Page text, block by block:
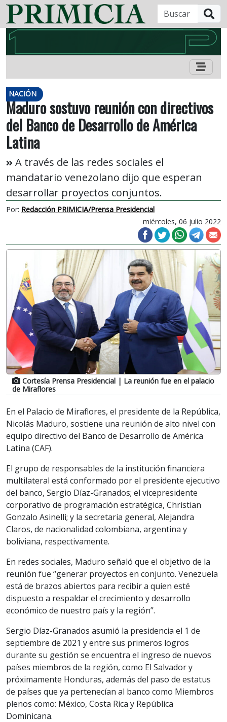
NACIÓN
Maduro sostuvo reunión con directivos
del Banco de Desarrollo de América
Latina
A través de las redes sociales el
mandatario venezolano dijo que esperan
desarrollar proyectos conjuntos.
Por: Redacción PRIMICIA/Prensa Presidencial
miércoles, 06 julio 2022
Cortesía Prensa Presidencial | La reunión fue en el palacio
de Miraflores
En el Palacio de Miraflores, el presidente de la República,
Nicolás Maduro, sostiene una reunión de alto nivel con
equipo directivo del Banco de Desarrollo de América
Latina (CAF).
El grupo de responsables de la institución financiera
multilateral está conformado por el presidente ejecutivo
del banco, Sergio Díaz-Granados; el vicepresidente
corporativo de programación estratégica, Christian
Gonzalo Asinelli; y la secretaria general, Alejandra
Claros, de nacionalidad colombiana, argentina y
boliviana, respectivamente.
En redes sociales, Maduro señaló que el objetivo de la
reunión fue “generar proyectos en conjunto. Venezuela
está de brazos abiertos para recibir a quien esté
dispuesto a respaldar el crecimiento y desarrollo
económico de nuestro país y la región”.
Sergio Díaz-Granados asumió la presidencia el 1 de
septiembre de 2021 y entre sus primeros logros
durante su gestión se encuentra el ingreso de nuevos
países miembros de la región, como El Salvador y
próximamente Honduras, además del paso de estatus
de países que ya pertenecían al banco como Miembros
plenos como: México, Costa Rica y República
Dominicana.